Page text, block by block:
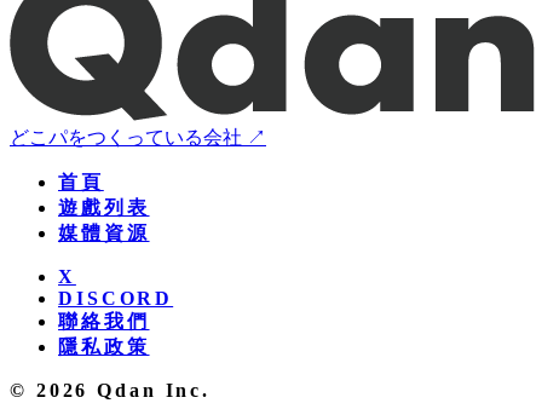
どこパをつくっている会社 ↗
首頁
遊戲列表
媒體資源
X
DISCORD
聯絡我們
隱私政策
© 2026 Qdan Inc.